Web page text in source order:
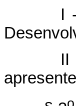
I -
II -